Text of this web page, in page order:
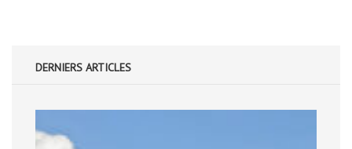
DERNIERS ARTICLES